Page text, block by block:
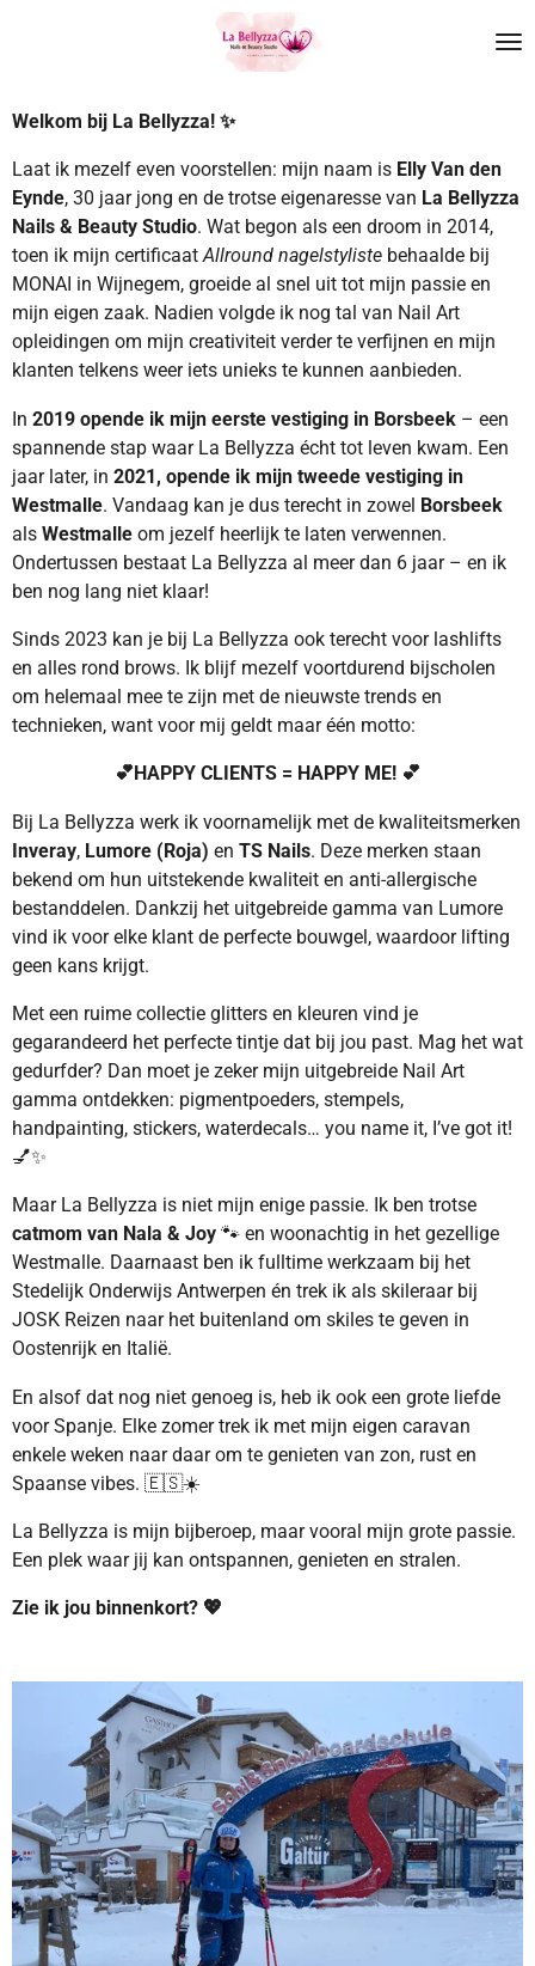
de
Welkom bij La Bellyzza! ✨
Laat ik mezelf even voorstellen: mijn naam is Elly Van den
Eynde, 30 jaar jong en de trotse eigenaresse van La Bellyzza
Nails & Beauty Studio. Wat begon als een droom in 2014,
toen ik mijn certificaatAllround nagelstyliste behaalde bij
MONAI in Wijnegem, groeide al snel uit tot mijn passie en
mijn eigen zaak. Nadien volgde ik nog tal van Nail Art
opleidingen om mijn creativiteit verder te verfijnen en mijn
klanten telkens weer iets unieks te kunnen aanbieden.
In 2019 opende ik mijn eerste vestiging in Borsbeek – een
spannende stap waar La Bellyzza écht tot leven kwam. Een
jaar later, in 2021, opende ik mijn tweede vestiging in
Westmalle. Vandaag kan je dus terecht in zowel Borsbeek
als Westmalle om jezelf heerlijk te laten verwennen.
Ondertussen bestaat La Bellyzza al meer dan 6 jaar – en ik
ben nog lang niet klaar!
Sinds 2023 kan je bij La Bellyzza ook terecht voor lashlifts
en alles rond brows. Ik blijf mezelf voortdurend bijscholen
om helemaal mee te zijn met de nieuwste trends en
technieken, want voor mij geldt maar één motto:
💕HAPPY CLIENTS = HAPPY ME! 💕
Bij La Bellyzza werk ik voornamelijk met de kwaliteitsmerken
Inveray, Lumore (Roja) en TS Nails. Deze merken staan
bekend om hun uitstekende kwaliteit en anti-allergische
bestanddelen. Dankzij het uitgebreide gamma van Lumore
vind ik voor elke klant de perfecte bouwgel, waardoor lifting
geen kans krijgt.
Met een ruime collectie glitters en kleuren vind je
gegarandeerd het perfecte tintje dat bij jou past. Mag het wat
gedurfder? Dan moet je zeker mijn uitgebreide Nail Art
gamma ontdekken: pigmentpoeders, stempels,
handpainting, stickers, waterdecals… you name it, I’ve got it!
💅✨
Maar La Bellyzza is niet mijn enige passie. Ik ben trotse
catmom van Nala & Joy 🐾 en woonachtig in het gezellige
Westmalle. Daarnaast ben ik fulltime werkzaam bij het
Stedelijk Onderwijs Antwerpen én trek ik als skileraar bij
JOSK Reizen naar het buitenland om skiles te geven in
Oostenrijk en Italië.
En alsof dat nog niet genoeg is, heb ik ook een grote liefde
voor Spanje. Elke zomer trek ik met mijn eigen caravan
enkele weken naar daar om te genieten van zon, rust en
Spaanse vibes. 🇪🇸☀️
La Bellyzza is mijn bijberoep, maar vooral mijn grote passie.
Een plek waar jij kan ontspannen, genieten en stralen.
Zie ik jou binnenkort? 💖